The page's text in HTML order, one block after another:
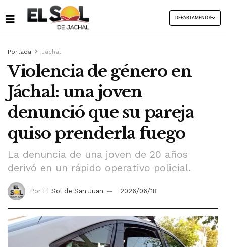
DEPARTAMENTOS
Portada Jáchal
Violencia de género en
Jáchal: una joven
denunció que su pareja
quiso prenderla fuego
La denuncia de una joven de 20 años
derivó en un rápido operativo policial.
Por El Sol de San Juan 2026/06/18